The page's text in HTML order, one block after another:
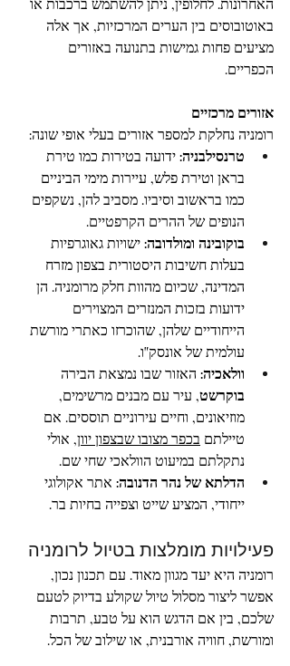
האחרונות. לחלופין, ניתן להשתמש ברכבות או
באוטובוסים בין הערים המרכזיות, אך אלה
מציעים פחות גמישות בתנועה באזורים
הכפריים.
אזורים מרכזיים
רומניה נחלקת למספר אזורים בעלי אופי שונה:
טרנסילבניה: ידועה בטירות כמו טירת
בראן וטירת פלש, עיירות מימי הביניים
כמו בראשוב וסיביו. מסביב להן, נשקפים
הנופים של ההרים הקרפטיים.
בוקובינה ומולדובה: ישויות גאוגרפיות
בעלות חשיבות היסטורית בצפון מזרח
המדינה, שכיום מהוות חלק מרומניה. הן
ידועות בזכות המנזרים המצוירים
הייחודיים שלהן, שהוכרזו כאתרי מורשת
עולמית של אונסק"ו.
וולאכיה: האזור שבו נמצאת הבירה
בוקרשט, עיר עם מבנים מרשימים,
מוזיאונים, וחיים עירוניים תוססים. אם
טיילתם בכפר מצובו שבצפון יוון, אולי
נתקלתם במיעוט הוולאכי שחי שם.
הדלתא של נהר הדנובה: אתר אקולוגי
ייחודי, המציע שייט וצפייה בחיות בר.
פעילויות מומלצות בטיול לרומניה
רומניה היא יעד מגוון מאוד. עם תכנון נכון,
אפשר ליצור מסלול טיול שקולע בדיוק לטעם
שלכם, בין אם הדגש הוא על טבע, תרבות
ומורשת, חוויה אורבנית, או שילוב של הכל.